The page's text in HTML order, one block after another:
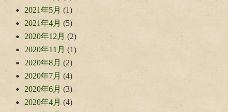
2021年5月 (1)
2021年4月 (5)
2020年12月 (2)
2020年11月 (1)
2020年8月 (2)
2020年7月 (4)
2020年6月 (3)
2020年4月 (4)